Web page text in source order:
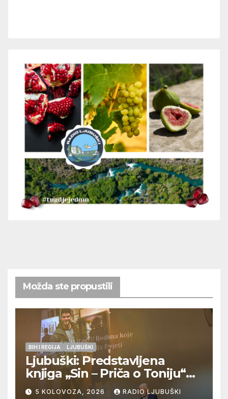
Možda ste propustili
BIH I REGIJA LJUBUŠKI
Ljubuški: Predstavljena
knjiga „Sin – Priča o Toniju“
dr. sc. Zdenka Hercega
5 KOLOVOZA, 2026 RADIO LJUBUŠKI